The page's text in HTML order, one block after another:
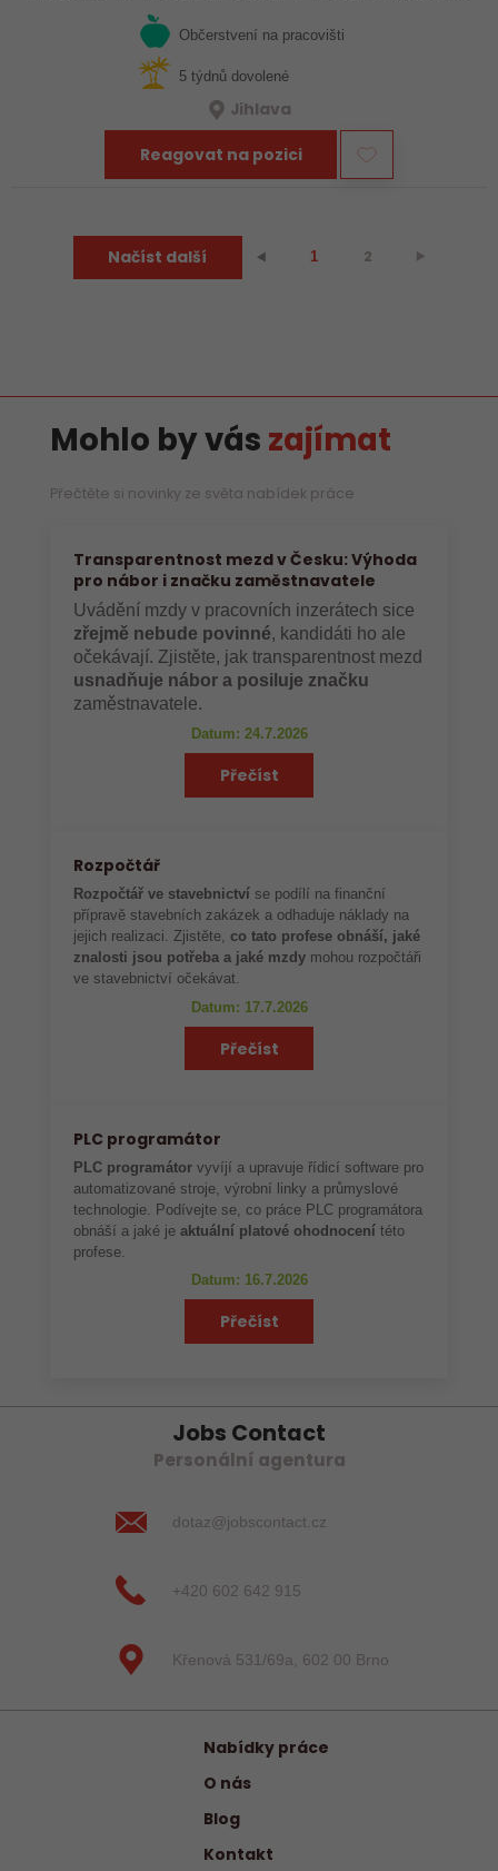
prostředí. Pracovistě u Jihlavy.
Občerstvení na pracovišti
5 týdnů dovolené
Jihlava
Reagovat na pozici
Načíst další ⯇ 1 2 ⯈
Mohlo by vás zajímat
Přečtěte si novinky ze světa nabídek práce
Transparentnost mezd v Česku: Výhoda
pro nábor i značku zaměstnavatele
Uvádění mzdy v pracovních inzerátech sice
zřejmě nebude povinné, kandidáti ho ale
očekávají. Zjistěte, jak transparentnost mezd
usnadňuje nábor a posiluje značku
zaměstnavatele.
Datum: 24.7.2026
Přečíst
Rozpočtář
Rozpočtář ve stavebnictví se podílí na finanční
přípravě stavebních zakázek a odhaduje náklady na
jejich realizaci. Zjistěte,co tato profese obnáší, jaké
znalosti jsou potřeba a jaké mzdy mohou rozpočtáři
ve stavebnictví očekávat.
Datum: 17.7.2026
Přečíst
PLC programátor
PLC programátor vyvíjí a upravuje řídicí software pro
automatizované stroje, výrobní linky a průmyslové
technologie. Podívejte se, co práce PLC programátora
obnáší a jaké je aktuální platové ohodnocení této
profese.
Datum: 16.7.2026
Přečíst
Jobs Contact
Personální agentura
dotaz@jobscontact.cz
+420 602 642 915
Křenová 531/69a, 602 00 Brno
Nabídky práce
O nás
Blog
Kontakt